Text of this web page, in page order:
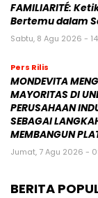
FAMILIARITÉ:
Bertemu dalam
Sabtu, 8 Agu 2026 -
Pers Rilis
MONDEVITA
MAYORITAS DI
PERUSAHAAN
SEBAGAI
MEMBANGUN
Jumat, 7 Agu 2026 -
BERITA